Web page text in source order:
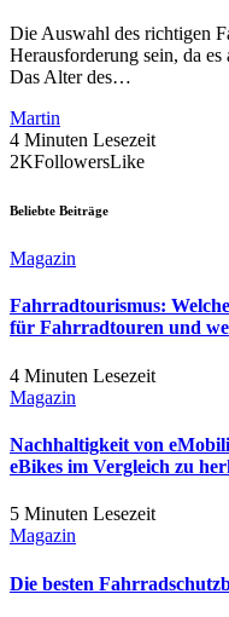
Die Auswahl des richtigen
Herausforderung sein, da
Das Alter des…
Martin
4 Minuten Lesezeit
2KFollowersLike
Beliebte Beiträge
Magazin
Fahrradtourismus:
für Fahrradtouren und
4 Minuten Lesezeit
Magazin
Nachhaltigkeit von
eBikes im Vergleich zu
5 Minuten Lesezeit
Magazin
Die besten